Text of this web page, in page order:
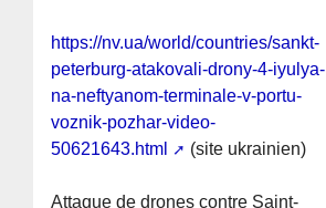
https://nv.ua/world/countries/sankt-
peterburg-atakovali-drony-4-iyulya-
na-neftyanom-terminale-v-portu-
voznik-pozhar-video-
50621643.html
(site ukrainien)
Attaque de drones contre Saint-